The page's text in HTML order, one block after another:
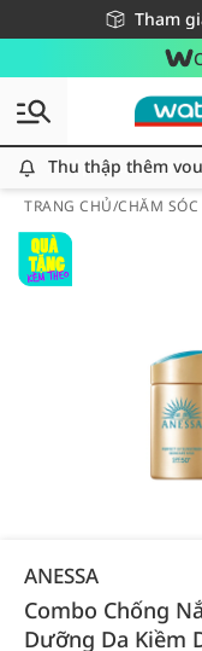
Tham
Miễn phí
Giao hàng nhanh
Thu thập thêm
TRANG CHỦ/CHĂM
ANESSA
Combo Chống
Dưỡng Da Kiềm